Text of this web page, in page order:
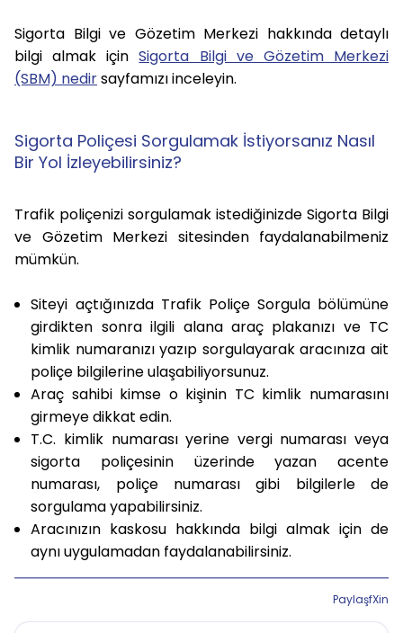
Sigorta Bilgi ve Gözetim Merkezi hakkında detaylı
bilgi almak içinSigorta Bilgi ve Gözetim Merkezi
(SBM) nedirsayfamızı inceleyin.
Sigorta Poliçesi Sorgulamak İstiyorsanız Nasıl
Bir Yol İzleyebilirsiniz?
Trafik poliçenizi sorgulamak istediğinizde Sigorta Bilgi
ve Gözetim Merkezi sitesinden faydalanabilmeniz
mümkün.
Siteyi açtığınızda Trafik Poliçe Sorgula bölümüne
girdikten sonra ilgili alana araç plakanızı ve TC
kimlik numaranızı yazıp sorgulayarak aracınıza ait
poliçe bilgilerine ulaşabiliyorsunuz.
Araç sahibi kimse o kişinin TC kimlik numarasını
girmeye dikkat edin.
T.C. kimlik numarası yerine vergi numarası veya
sigorta poliçesinin üzerinde yazan acente
numarası, poliçe numarası gibi bilgilerle de
sorgulama yapabilirsiniz.
Aracınızın kaskosu hakkında bilgi almak için de
aynı uygulamadan faydalanabilirsiniz.
PaylaşfXin